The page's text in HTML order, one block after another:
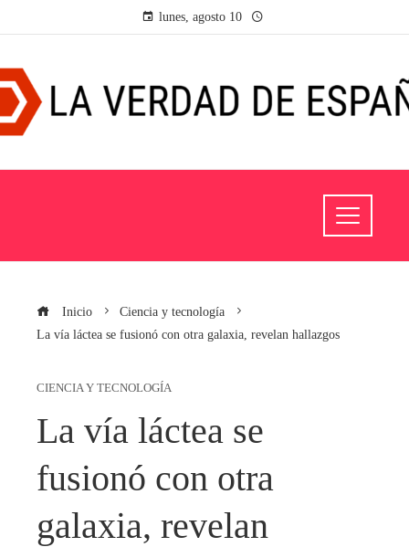
lunes, agosto 10
Inicio
Ciencia y tecnología
La vía láctea se fusionó con otra galaxia, revelan hallazgos
CIENCIA Y TECNOLOGÍA
La vía láctea se
fusionó con otra
galaxia, revelan